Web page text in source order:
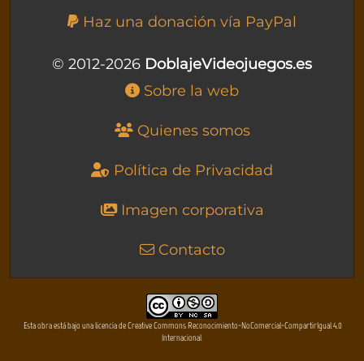
Haz una donación vía PayPal
© 2012-2026 DoblajeVideojuegos.es
Sobre la web
Quienes somos
Política de Privacidad
Imagen corporativa
Contacto
Esta obra está bajo una licencia de Creative Commons Reconocimiento-NoComercial-CompartirIgual 4.0
Internacional